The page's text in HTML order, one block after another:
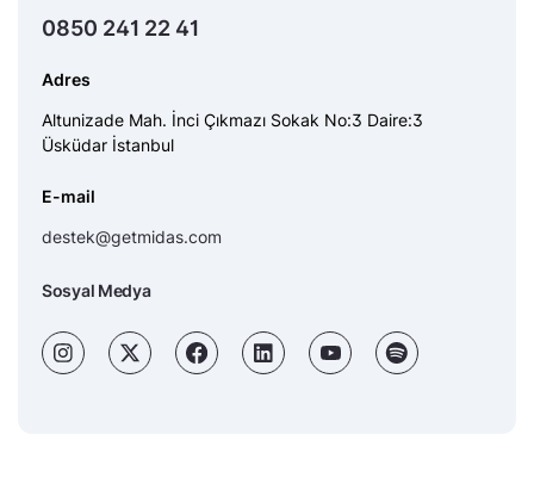
0850 241 22 41
Adres
Altunizade Mah. İnci Çıkmazı Sokak No:3 Daire:3
Üsküdar İstanbul
E-mail
destek@getmidas.com
Sosyal Medya